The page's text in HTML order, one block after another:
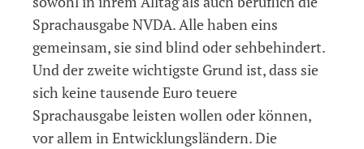
Sprachausgabe NVDA. Alle haben eins
gemeinsam, sie sind blind oder sehbehindert.
Und der zweite wichtigste Grund ist, dass sie
sich keine tausende Euro teuere
Sprachausgabe leisten wollen oder können,
vor allem in Entwicklungsländern. Die